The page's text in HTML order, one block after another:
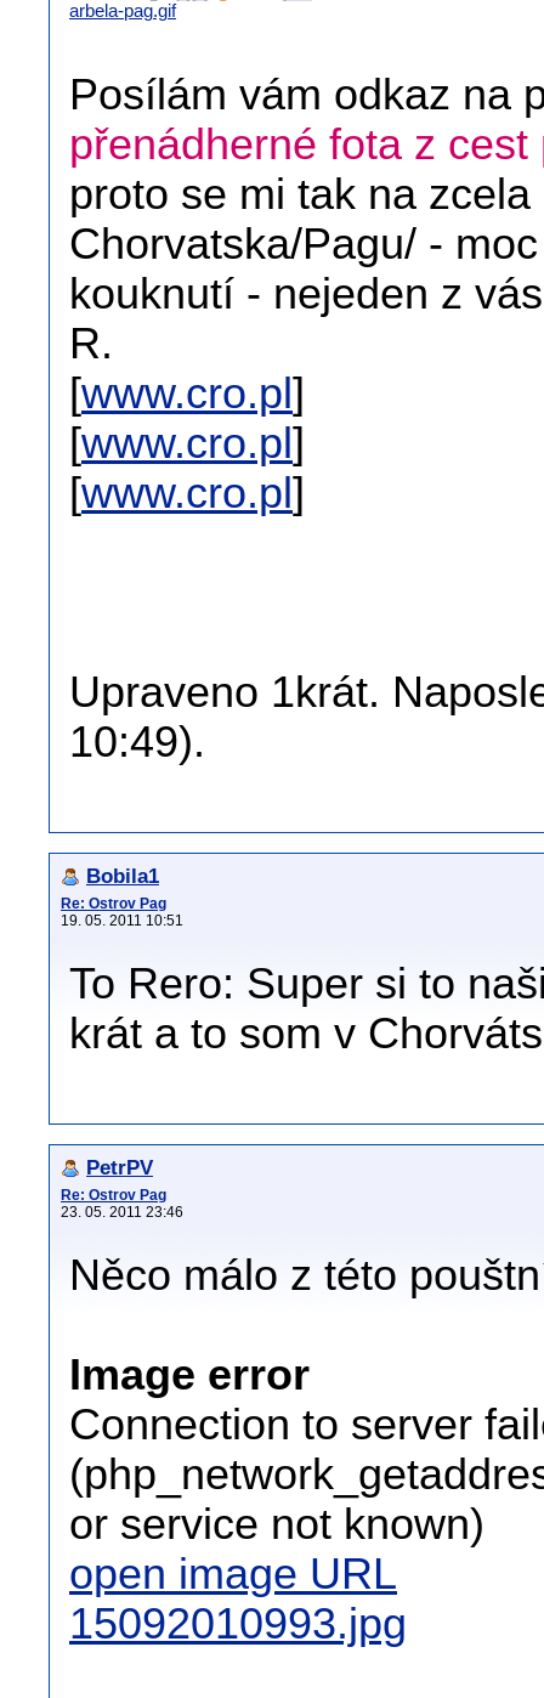
arbela-pag.gif
Posílám vám odkaz na
přenádherné fota z
proto se mi tak na
Chorvatska/Pagu/ -
kouknutí - nejeden z
R.
[www.cro.pl ]
[www.cro.pl ]
[www.cro.pl ]
Upraveno 1krát.
10:49).
Bobila1
Re: Ostrov Pag
19. 05. 2011 10:51
To Rero: Super si to
krát a to som v
PetrPV
Re: Ostrov Pag
23. 05. 2011 23:46
Něco málo z této
Image error
Connection to server
or service not known)
open image URL
15092010993.jpg